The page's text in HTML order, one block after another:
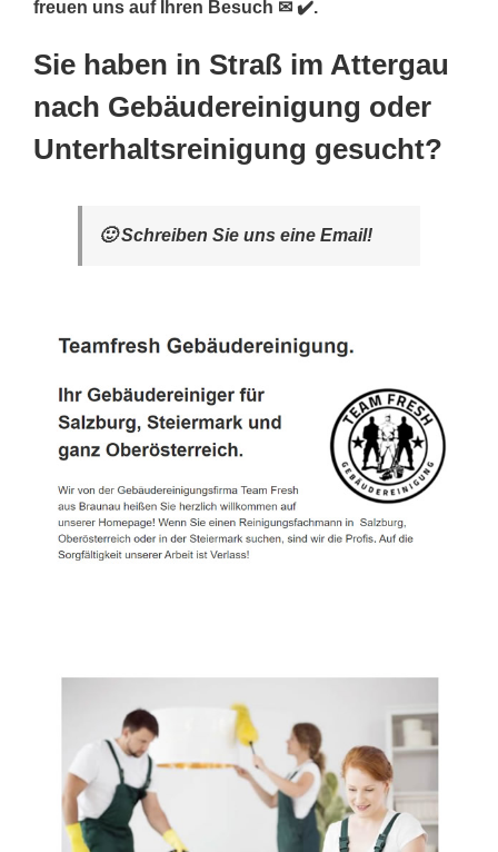
freuen uns auf Ihren Besuch ✉ ✔️.
Sie haben in Straß im Attergau
nach Gebäudereinigung oder
Unterhaltsreinigung gesucht?
🙂 Schreiben Sie uns eine Email!